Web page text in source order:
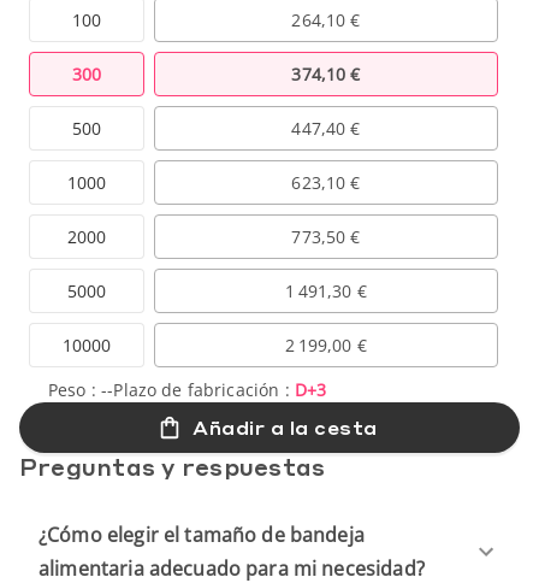
100
300
500
1000
2000
5000
10000
264,10 €
374,10 €
447,40 €
623,10 €
773,50 €
1 491,30 €
2 199,00 €
Peso :--Plazo de fabricación : D+3
Añadir a la cesta
Preguntas y respuestas
¿Cómo elegir el tamaño de bandeja
alimentaria adecuado para mi necesidad?